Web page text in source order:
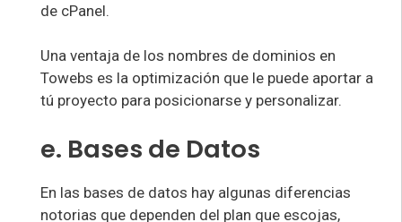
de cPanel.
Una ventaja de los nombres de dominios en
Towebs es la optimización que le puede aportar a
tú proyecto para posicionarse y personalizar.
e. Bases de Datos
En las bases de datos hay algunas diferencias
notorias que dependen del plan que escojas,